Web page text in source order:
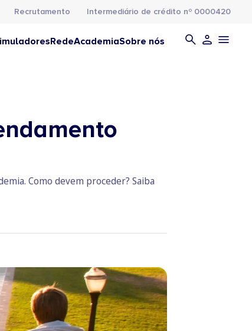
Recrutamento Intermediário de crédito nº 0000420
RedeAcademiaSobre nós
Como devem proceder? Saiba